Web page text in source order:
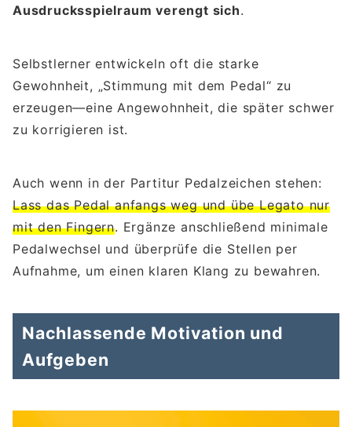
Ausdrucksspielraum verengt sich.
Selbstlerner entwickeln oft die starke
Gewohnheit, „Stimmung mit dem Pedal“ zu
erzeugen—eine Angewohnheit, die später schwer
zu korrigieren ist.
Auch wenn in der Partitur Pedalzeichen stehen:
Lass das Pedal anfangs weg und übe Legato nur
mit den Fingern. Ergänze anschließend minimale
Pedalwechsel und überprüfe die Stellen per
Aufnahme, um einen klaren Klang zu bewahren.
Nachlassende Motivation und
Aufgeben